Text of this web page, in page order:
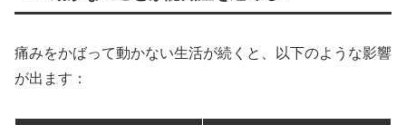
痛みをかばって動かない生活が続くと、以下のような影響
が出ます：